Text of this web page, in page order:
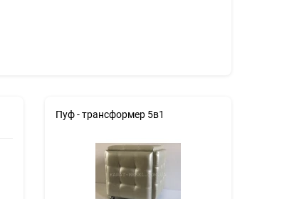
Пуф - трансформер 5в1